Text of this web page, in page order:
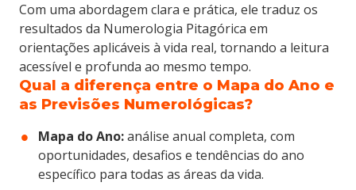
Com uma abordagem clara e prática, ele traduz os
resultados da Numerologia Pitagórica em
orientações aplicáveis à vida real, tornando a leitura
acessível e profunda ao mesmo tempo.
Qual a diferença entre o Mapa do Ano e
as Previsões Numerológicas?
Mapa do Ano:análise anual completa, com
oportunidades, desafios e tendências do ano
específico para todas as áreas da vida.